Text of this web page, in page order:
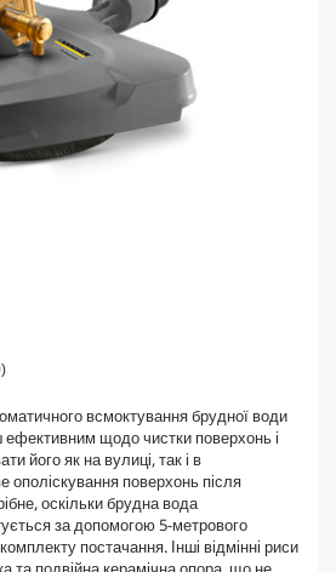
всмоктування брудної води
щодо чистки поверхонь і
його як на вулиці, так і в
ополіскування поверхонь після
оскільки брудна вода
за допомогою 5-метрового
постачання. Інші відмінні риси